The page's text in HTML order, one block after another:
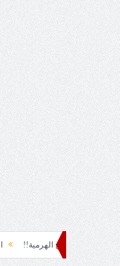
الحقيقة والفجيعة!!